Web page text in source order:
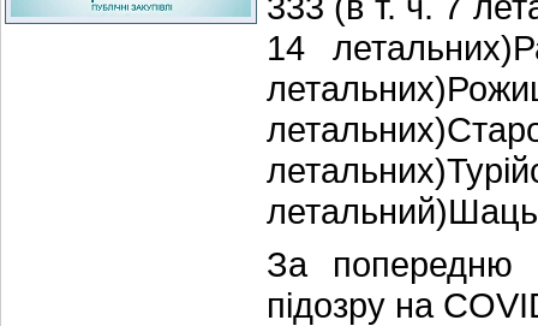
14
За попередню
підозру на